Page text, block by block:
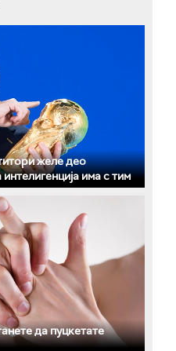
желе део
има с тим
да пуцкетате